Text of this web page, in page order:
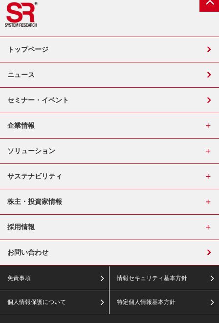
トップページ
ニュース
セミナー・イベント
企業情報
ソリューション
サステナビリティ
株主・投資家情報
採用情報
お問い合わせ
免責事項 情報セキュリティ基本方針
個人情報保護について 特定個人情報基本方針